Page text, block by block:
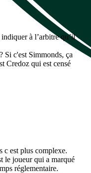
à l’arbitre qu’il
Si c'est Simmonds, ça
Credoz qui est censé
c est plus complexe.
le joueur qui a marqué
réglementaire.